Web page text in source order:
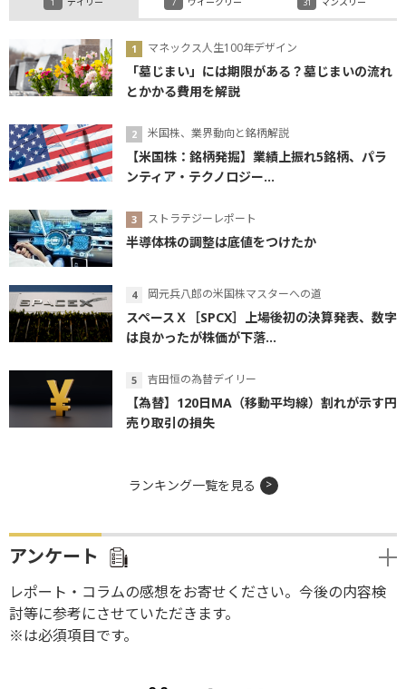
マネックス人生100年デザイン
「墓じまい」には期限がある？墓じまいの流れ
とかかる費用を解説
米国株、業界動向と銘柄解説
【米国株：銘柄発掘】業績上振れ5銘柄、パラ
ンティア・テクノロジー...
ストラテジーレポート
半導体株の調整は底値をつけたか
岡元兵八郎の米国株マスターへの道
スペースＸ［SPCX］上場後初の決算発表、数字
は良かったが株価が下落...
吉田恒の為替デイリー
【為替】120日MA（移動平均線）割れが示す円
売り取引の損失
ランキング一覧を見る
アンケート
レポート・コラムの感想をお寄せください。今後の内容検
討等に参考にさせていただきます。
※は必須項目です。